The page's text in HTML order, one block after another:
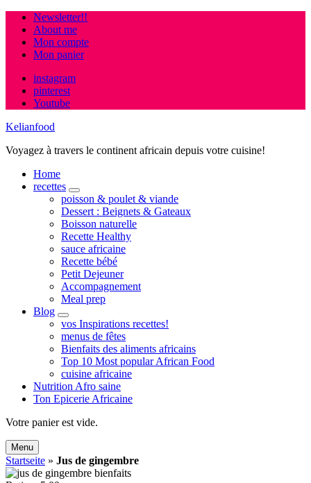
Newsletter!!
About me
Mon compte
Mon panier
instagram
pinterest
Youtube
Kelianfood
Voyagez à travers le continent africain depuis votre cuisine!
Home
recettes
expand
child
menu
poisson & poulet & viande
Dessert : Beignets & Gateaux
Boisson naturelle
Recette Healthy
sauce africaine
Recette bébé
Petit Dejeuner
Accompagnement
Meal prep
Blog
expand
child
menu
vos Inspirations recettes!
menus de fêtes
Bienfaits des aliments africains
Top 10 Most popular African Food
cuisine africaine
Nutrition Afro saine
Ton Epicerie Africaine
Search
Votre panier est vide.
Menu
Startseite » Jus de gingembre